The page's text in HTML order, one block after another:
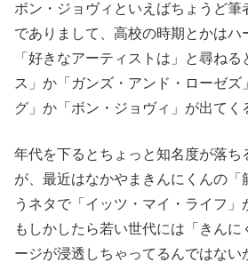
ボン・ジョヴィといえばちょうど筆
でありまして、高校の時期とかはハ
「好きなアーティストは」と尋ねる
ス」か「ガンズ・アンド・ローゼズ
グ」か「ボン・ジョヴィ」が出てく
年代を下るとちょっと知名度が落ち
が、最近はなかやまきんにくんの「
うネタで「イッツ・マイ・ライフ」
もしかしたら若い世代には「きんに
ージが浸透しちゃってるんではない